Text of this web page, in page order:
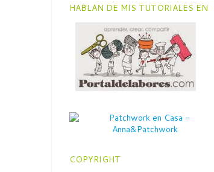
HABLAN DE MIS TUTORIALES EN
COPYRIGHT